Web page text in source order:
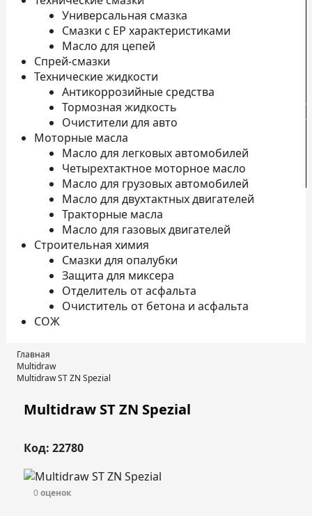
Универсальная смазка
Смазки с EP характеристиками
Масло для цепей
Спрей-смазки
Технические жидкости
Антикоррозийные средства
Тормозная жидкость
Очистители для авто
Моторные масла
Масло для легковых автомобилей
Четырехтактное моторное масло
Масло для грузовых автомобилей
Масло для двухтактных двигателей
Тракторные масла
Масло для газовых двигателей
Строительная химия
Смазки для опалубки
Защита для миксера
Отделитель от асфальта
Очиститель от бетона и асфальта
СОЖ
Главная
Multidraw
Multidraw ST ZN Spezial
Multidraw ST ZN Spezial
Код: 22780
0оценок